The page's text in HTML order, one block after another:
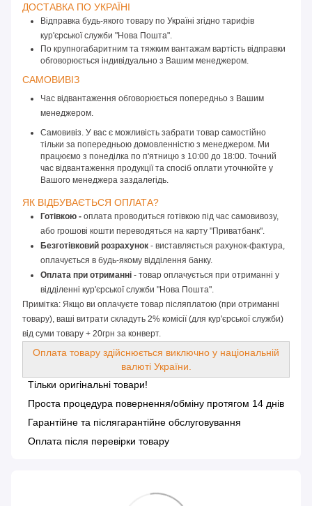
ДОСТАВКА ПО УКРАЇНІ
Відправка будь-якого товару по Україні згідно тарифів
кур'єрської служби "Нова Пошта".
По крупногабаритним та тяжким вантажам вартість відправки
обговорюється індивідуально з Вашим менеджером.
САМОВИВІЗ
Час відвантаження обговорюється попередньо з Вашим
менеджером.
Самовивіз. У вас є можливість забрати товар самостійно
тільки за попередньою домовленністю з менеджером. Ми
працюємо з понеділка по п'ятницю з 10:00 до 18:00. Точний
час відвантаження продукції та спосіб оплати уточнюйте у
Вашого менеджера заздалегідь.
ЯК ВІДБУВАЄТЬСЯ ОПЛАТА?
Готівкою - оплата проводиться готівкою під час самовивозу,
або грошові кошти переводяться на карту "Приватбанк".
Безготівковий розрахунок - виставляється рахунок-фактура,
оплачується в будь-якому відділення банку.
Оплата при отриманні - товар оплачується при отриманні у
відділенні кур'єрської служби "Нова Пошта".
Примітка: Якщо ви оплачуєте товар післяплатою (при отриманні
товару), ваші витрати складуть 2% комісії (для кур'єрської служби)
від суми товару + 20грн за конверт.
Оплата товару здійснюється виключно у національній
валюті України.
Тільки оригінальні товари!
Проста процедура повернення/обміну протягом 14 днів
Гарантійне та післягарантійне обслуговування
Оплата після перевірки товару